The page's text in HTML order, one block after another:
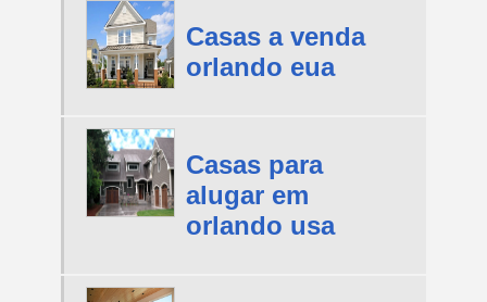
Casas a venda
orlando eua
Casas para
alugar em
orlando usa